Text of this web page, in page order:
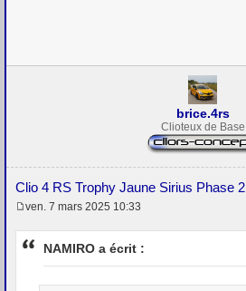
brice.4rs
Clioteux de Base
Clio 4 RS Trophy Jaune Sirius Phase 2
e
s
ven. 7 mars 2025 10:33
NAMIRO a écrit :